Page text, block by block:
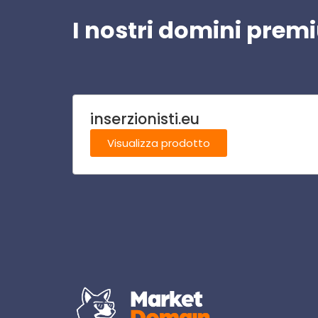
I nostri domini
inserzionisti.eu
Visualizza prodotto